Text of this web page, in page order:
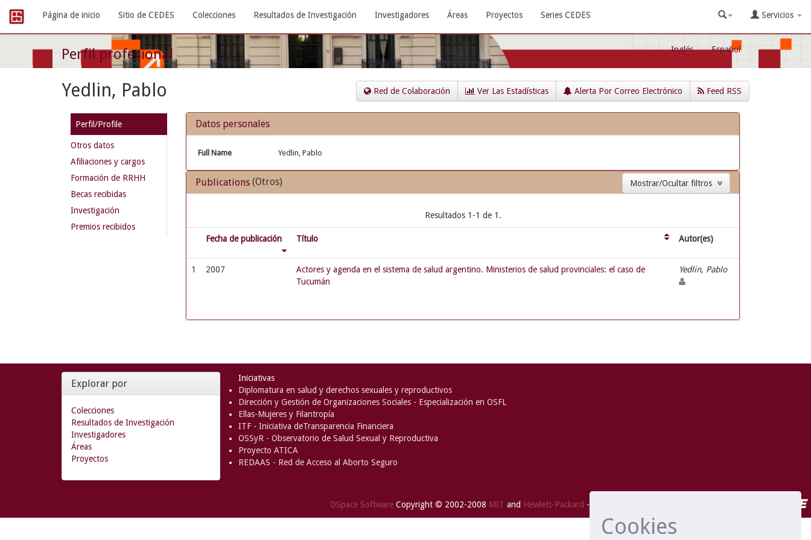
Cookies
navigation
Página de inicio Sitio de CEDES Colecciones Resultados de Investigación Investigadores Áreas Proyectos Series CEDES Servicios
Perfil profesional Inglés Español
Yedlin, Pablo Red de Colaboración Ver Las Estadísticas Alerta Por Correo Electrónico Feed RSS
Perfil/Profile
Otros datos
Afiliaciones y cargos
Formación de RRHH
Becas recibidas
Investigación
Premios recibidos
Datos personales
Full Name Yedlin, Pablo
Publications (Otros)
Resultados 1-1 de 1.
Fecha de publicación Título Autor(es)
1 2007
Actores y agenda en el sistema de salud argentino. Ministerios de salud provinciales: el caso de
Tucumán
Yedlin, Pablo
Explorar por
Colecciones
Resultados de Investigación
Investigadores
Áreas
Proyectos
Iniciativas
Diplomatura en salud y derechos sexuales y reproductivos
Dirección y Gestión de Organizaciones Sociales - Especialización en OSFL
Ellas-Mujeres y Filantropía
ITF - Iniciativa deTransparencia Financiera
OSSyR - Observatorio de Salud Sexual y Reproductiva
Proyecto ATICA
REDAAS - Red de Acceso al Aborto Seguro
DSpace Software Copyright © 2002-2008 MIT and Hewlett-Packard - Extensión mantenida y optimizado por